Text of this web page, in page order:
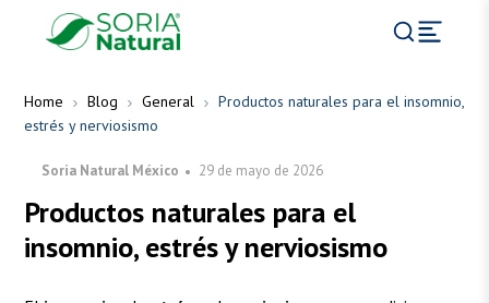
Home Blog General
Productos naturales para el insomnio,
estrés y nerviosismo
Soria Natural México 29 de mayo de 2026
Productos naturales para el
insomnio, estrés y nerviosismo